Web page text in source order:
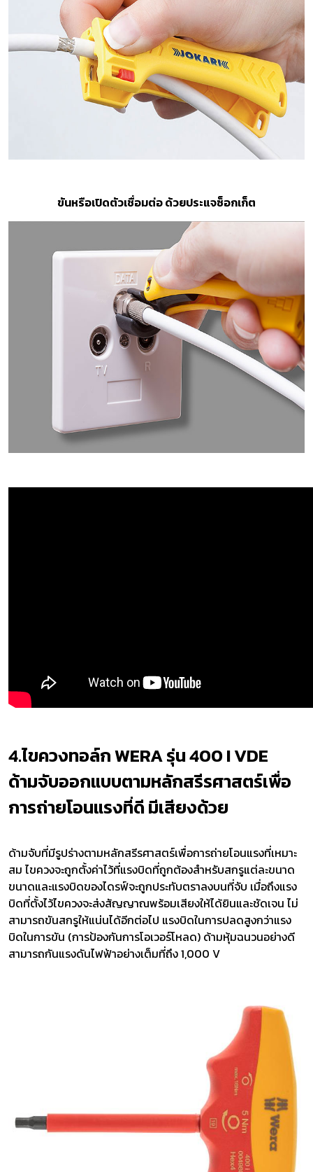
ขันหรือเปิดตัวเชื่อมต่อ ด้วยประแจซ็อกเก็ต
4.ไขควงทอล์ก WERA รุ่น 400 I VDE
ด้ามจับออกแบบตามหลักสรีรศาสตร์เพื่อ
การถ่ายโอนแรงที่ดี มีเสียงด้วย
ด้ามจับที่มีรูปร่างตามหลักสรีรศาสตร์เพื่อการถ่ายโอนแรงที่เหมาะ
สม ไขควงจะถูกตั้งค่าไว้ที่แรงบิดที่ถูกต้องสำหรับสกรูแต่ละขนาด
ขนาดและแรงบิดของไดรฟ์จะถูกประทับตราลงบนที่จับ เมื่อถึงแรง
บิดที่ตั้งไว้ไขควงจะส่งสัญญาณพร้อมเสียงให้ได้ยินและชัดเจน ไม่
สามารถขันสกรูให้แน่นได้อีกต่อไป แรงบิดในการปลดสูงกว่าแรง
บิดในการขัน (การป้องกันการโอเวอร์โหลด) ด้ามหุ้มฉนวนอย่างดี
สามารถกันแรงดันไฟฟ้าอย่างเต็มที่ถึง 1,000 V